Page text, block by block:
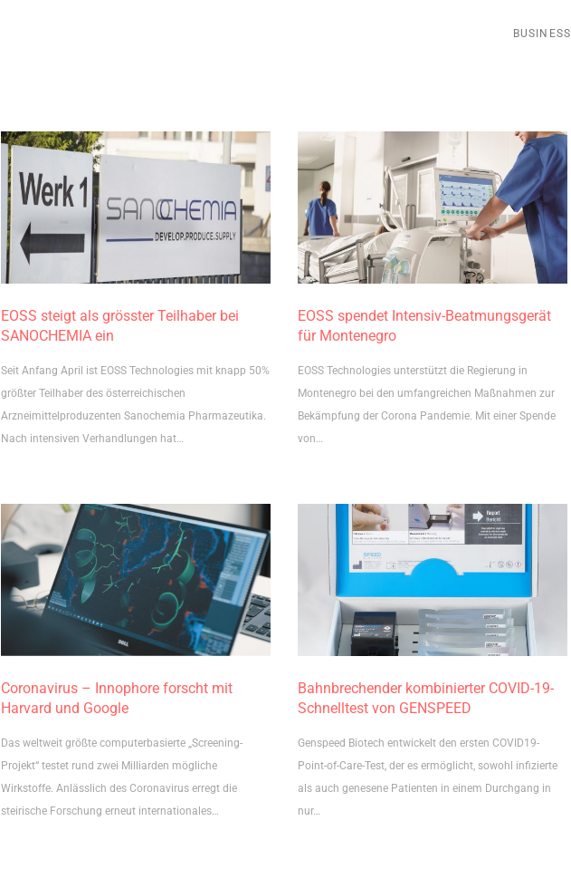
BUSINESS
EOSS steigt als grösster Teilhaber bei
SANOCHEMIA ein
Seit Anfang April ist EOSS Technologies mit knapp 50%
größter Teilhaber des österreichischen
Arzneimittelproduzenten Sanochemia Pharmazeutika.
Nach intensiven Verhandlungen hat…
EOSS spendet Intensiv-Beatmungsgerät
für Montenegro
EOSS Technologies unterstützt die Regierung in
Montenegro bei den umfangreichen Maßnahmen zur
Bekämpfung der Corona Pandemie. Mit einer Spende
von…
Coronavirus – Innophore forscht mit
Harvard und Google
Das weltweit größte computerbasierte „Screening-
Projekt“ testet rund zwei Milliarden mögliche
Wirkstoffe. Anlässlich des Coronavirus erregt die
steirische Forschung erneut internationales…
Bahnbrechender kombinierter COVID-19-
Schnelltest von GENSPEED
Genspeed Biotech entwickelt den ersten COVID19-
Point-of-Care-Test, der es ermöglicht, sowohl infizierte
als auch genesene Patienten in einem Durchgang in
nur…